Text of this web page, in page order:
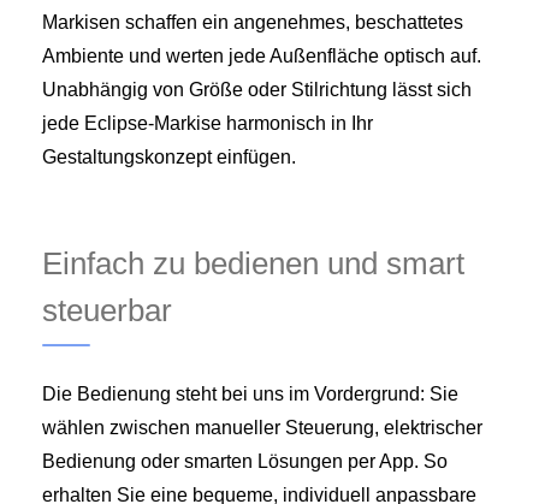
Markisen schaffen ein angenehmes, beschattetes
Ambiente und werten jede Außenfläche optisch auf.
Unabhängig von Größe oder Stilrichtung lässt sich
jede Eclipse-Markise harmonisch in Ihr
Gestaltungskonzept einfügen.
Einfach zu bedienen und smart
steuerbar
Die Bedienung steht bei uns im Vordergrund: Sie
wählen zwischen manueller Steuerung, elektrischer
Bedienung oder smarten Lösungen per App. So
erhalten Sie eine bequeme, individuell anpassbare